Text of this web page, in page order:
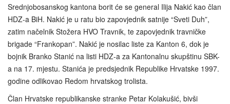
Srednjobosanskog kantona borit će se general Ilija Nakić kao član
HDZ-a BiH. Nakić je u ratu bio zapovjednik satnije “Sveti Duh”,
zatim načelnik Stožera HVO Travnik, te zapovjednik travničke
brigade “Frankopan”. Nakić je nosilac liste za Kanton 6, dok je
bojnik Branko Stanić na listi HDZ-a za Kantonalnu skupštinu SBK-
a na 17. mjestu. Stanića je predsjednik Republike Hrvatske 1997.
godine odlikovao Redom hrvatskog trolista.
Član Hrvatske republikanske stranke Petar Kolakušić, bivši